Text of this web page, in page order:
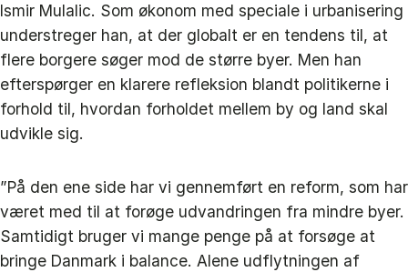
Ismir Mulalic. Som økonom med speciale i urbanisering
understreger han, at der globalt er en tendens til, at
flere borgere søger mod de større byer. Men han
efterspørger en klarere refleksion blandt politikerne i
forhold til, hvordan forholdet mellem by og land skal
udvikle sig.
”På den ene side har vi gennemført en reform, som har
været med til at forøge udvandringen fra mindre byer.
Samtidigt bruger vi mange penge på at forsøge at
bringe Danmark i balance. Alene udflytningen af